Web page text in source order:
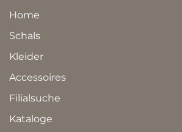
Home
Schals
Kleider
Accessoires
Filialsuche
Kataloge